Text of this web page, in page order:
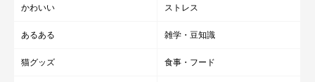
かわいい ストレス
あるある 雑学・豆知識
猫グッズ 食事・フード